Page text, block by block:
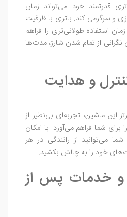
قدرتمند خود می‌تواند زمان
و سرگرمی کند. باتری با ظرفیت
استفاده طولانی‌تری را فراهم
نگرانی از تمام شدن شارژ، مدت‌ها
2.4 گیگاهرتز این ماشین، تجربه‌ای بی‌نظیر از
برای شما فراهم می‌آورد. با امکان
می‌توانید از رانندگی در هر
خود را به چالش بکشید.
و خدمات پس از